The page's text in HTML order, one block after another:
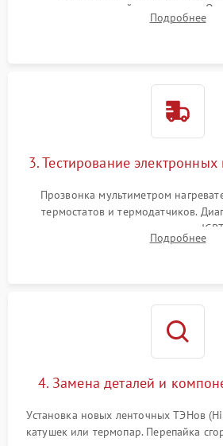
стеклокерамической поверхности.
сенсорного блока для доступа к
Подробнее
3. Тестирование
Прозвонка мультиметром
термостатов и термодатчиков.
модуля, реле, диодных мостов и
индукции). Проверка кранов и газ-
Подробнее
4. Замена деталей и
Установка новых ленточных ТЭНов
катушек или термопар. Перепайка